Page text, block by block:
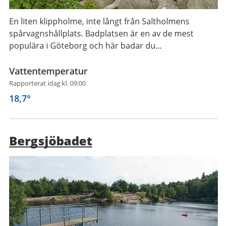
En liten klippholme, inte långt från Saltholmens
spårvagnshållplats. Badplatsen är en av de mest
populära i Göteborg och här badar du...
Vattentemperatur
Rapporterat idag kl. 09:00
18,7°
Bergsjöbadet